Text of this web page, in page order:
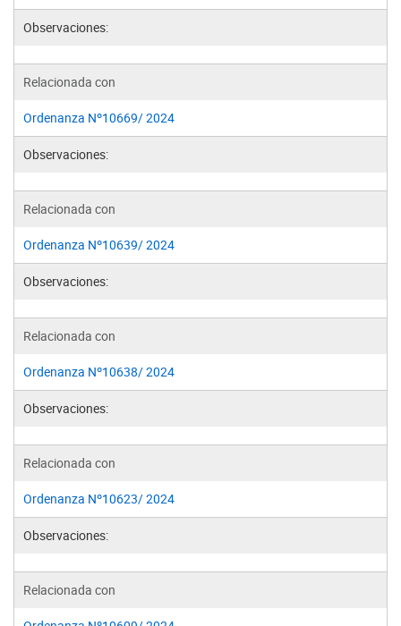
Observaciones:
Relacionada con
Ordenanza Nº10669/ 2024
Observaciones:
Relacionada con
Ordenanza Nº10639/ 2024
Observaciones:
Relacionada con
Ordenanza Nº10638/ 2024
Observaciones:
Relacionada con
Ordenanza Nº10623/ 2024
Observaciones:
Relacionada con